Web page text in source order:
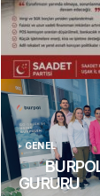
(başlıksız)
Alaattin Karahan
GENEL
GURURU